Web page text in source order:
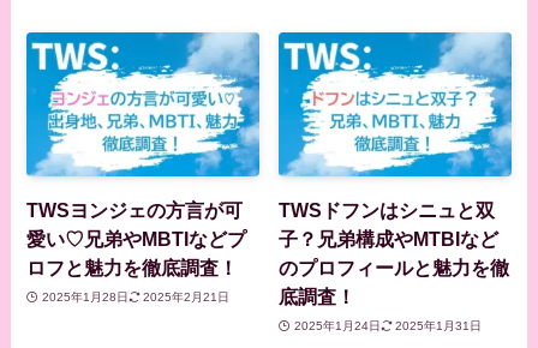
TWSヨンジェの方言が可
愛い♡兄弟やMBTIなどプ
ロフと魅力を徹底調査！
2025年1月28日 2025年2月21日
TWSドフンはシニュと双
子？兄弟構成やMTBIなど
のプロフィールと魅力を徹
底調査！
2025年1月24日 2025年1月31日